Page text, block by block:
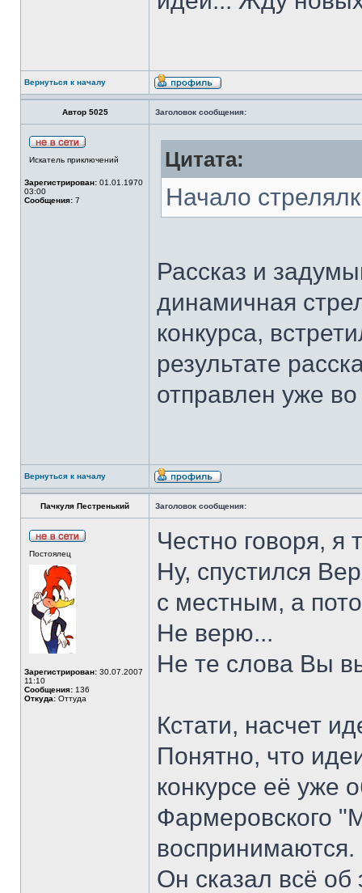
Вернуться к началу
Автор 5025 Заголовок сообщения:
Искатель приключений
Зарегистрирован: 01.01.1970
03:00
Сообщения: 7
Цитата:
Начало
Рассказ и
динамичная
конкурса,
результате
отправлен уже
Вернуться к началу
Пачкуля Пестренький Заголовок сообщения:
Постоялец
Зарегистрирован: 30.07.2007
11:10
Сообщения: 136
Откуда: Оттуда
Честно говоря, я
Ну, спустился
с местным, а
Не верю...
Не те слова Вы
Кстати, насчет
Понятно, что
конкурсе её уже
Фармеровского
воспринимаются.
Он сказал всё